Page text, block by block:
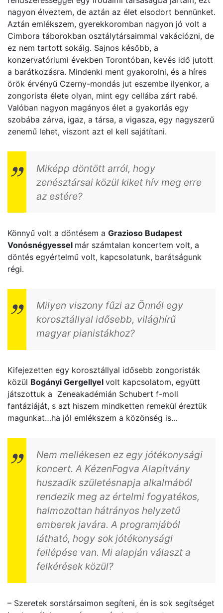
nagyon élveztem, de aztán az élet elsodort bennünket.
Aztán emlékszem, gyerekkoromban nagyon jó volt a
Cimbora táborokban osztálytársaimmal vakációzni, de
ez nem tartott sokáig. Sajnos később, a
konzervatóriumi években Torontóban, kevés idő jutott
a barátkozásra. Mindenki ment gyakorolni, és a híres
örök érvényű Czerny-mondás jut eszembe ilyenkor, a
zongorista élete olyan, mint egy cellába zárt rabé.
Valóban nagyon magányos élet a gyakorlás egy
szobába zárva, igaz, a társa, a vigasza, egy nagyszerű
zenemű lehet, viszont azt el kell sajátítani.
Miképp döntött arról, hogy
zenésztársai közül kiket hív meg erre
az estére?
Könnyű volt a döntésem a Grazioso Budapest
Vonósnégyessel már számtalan koncertem volt, a
döntés egyértelmű volt, kapcsolatunk, barátságunk
régi.
Milyen viszony fűzi az Önnél egy
korosztállyal idősebb, világhírű
magyar pianistákhoz?
Kifejezetten egy korosztállyal idősebb zongoristák
közül Bogányi Gergellyel volt kapcsolatom, együtt
játszottuk a Zeneakadémián Schubert f-moll
fantáziáját, s azt hiszem mindketten remekül éreztük
magunkat…ha jól emlékszem a közönség is…
Nem mellékesen ez egy jótékonysági
koncert. A KézenFogva Alapítvány
huszadik születésnapja alkalmából
rendezik meg az értelmi fogyatékos,
halmozottan hátrányos helyzetű
emberek javára. A programjából
látható, hogy sok jótékonysági
fellépése van. Mi alapján választ a
felkérések közül?
– Szeretek sorstársaimon segíteni, én is sok segítséget